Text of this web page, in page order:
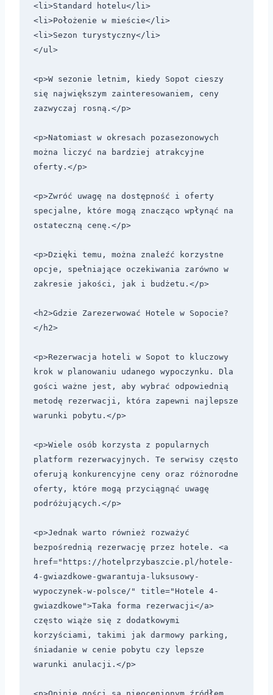
<li>Standard hotelu</li>
<li>Położenie w mieście</li>
<li>Sezon turystyczny</li>
</ul>
<p>W sezonie letnim, kiedy Sopot cieszy
się największym zainteresowaniem, ceny
zazwyczaj rosną.</p>
<p>Natomiast w okresach pozasezonowych
można liczyć na bardziej atrakcyjne
oferty.</p>
<p>Zwróć uwagę na dostępność i oferty
specjalne, które mogą znacząco wpłynąć na
ostateczną cenę.</p>
<p>Dzięki temu, można znaleźć korzystne
opcje, spełniające oczekiwania zarówno w
zakresie jakości, jak i budżetu.</p>
<h2>Gdzie Zarezerwować Hotele w Sopocie?
</h2>
<p>Rezerwacja hoteli w Sopot to kluczowy
krok w planowaniu udanego wypoczynku. Dla
gości ważne jest, aby wybrać odpowiednią
metodę rezerwacji, która zapewni najlepsze
warunki pobytu.</p>
<p>Wiele osób korzysta z popularnych
platform rezerwacyjnych. Te serwisy często
oferują konkurencyjne ceny oraz różnorodne
oferty, które mogą przyciągnąć uwagę
podróżujących.</p>
<p>Jednak warto również rozważyć
bezpośrednią rezerwację przez hotele. <a
href="https://hotelprzybaszcie.pl/hotele-
4-gwiazdkowe-gwarantuja-luksusowy-
wypoczynek-w-polsce/" title="Hotele 4-
gwiazdkowe">Taka forma rezerwacji</a>
często wiąże się z dodatkowymi
korzyściami, takimi jak darmowy parking,
śniadanie w cenie pobytu czy lepsze
warunki anulacji.</p>